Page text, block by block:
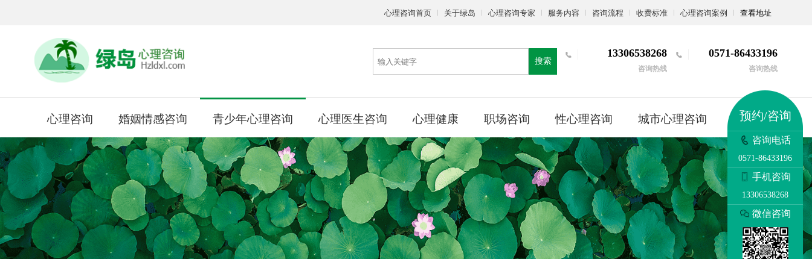
心理咨询首页 关于绿岛 心理咨询专家 服务内容 咨询流程 收费标准 心理咨询案例 查看地址
搜索
13306538268
咨询热线
0571-86433196
咨询热线
心理咨询 婚姻情感咨询 青少年心理咨询 心理医生咨询 心理健康 职场咨询 性心理咨询 城市心理咨询 更多
预约/咨询
咨询电话
0571-86433196
手机咨询
13306538268
微信咨询